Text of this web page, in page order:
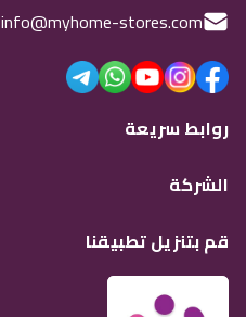
info@myhome-stores.com
روابط سريعة
الشركة
قم بتنزيل تطبيقنا